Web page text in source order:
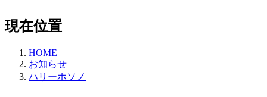
現在位置
HOME
お知らせ
ハリーホソノ